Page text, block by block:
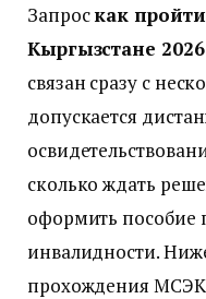
Запроскак
Кыргызстане
связан сразу с
допускается
сколько ждать
оформить пособие
инвалидности.
прохождения МСЭК